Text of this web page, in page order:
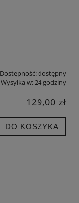
Dostępność:dostępny
Wysyłka w:24 godziny
129,00 zł
DO KOSZYKA